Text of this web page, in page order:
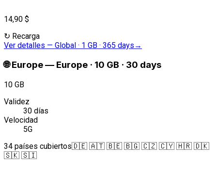
14,90 $
↻ Recarga
Ver detalles — Global · 1 GB · 365 days →
🌐 Europe— Europe · 10 GB · 30 days
10 GB
Validez
30 días
Velocidad
5G
34 países cubiertos🇩🇪 🇦🇹 🇧🇪 🇧🇬 🇨🇿 🇨🇾 🇭🇷 🇩🇰
🇸🇰 🇸🇮